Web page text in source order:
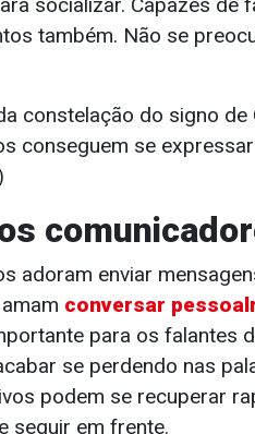
socializar. Capazes de
também. Não se
conseguem se
adoram enviar
conversar
para os falantes
se perdendo nas
podem se recuperar
seguir em frente.